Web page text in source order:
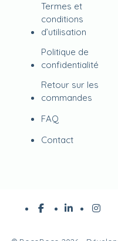
Termes et
conditions
d’utilisation
Politique de
confidentialité
Retour sur les
commandes
FAQ
Contact